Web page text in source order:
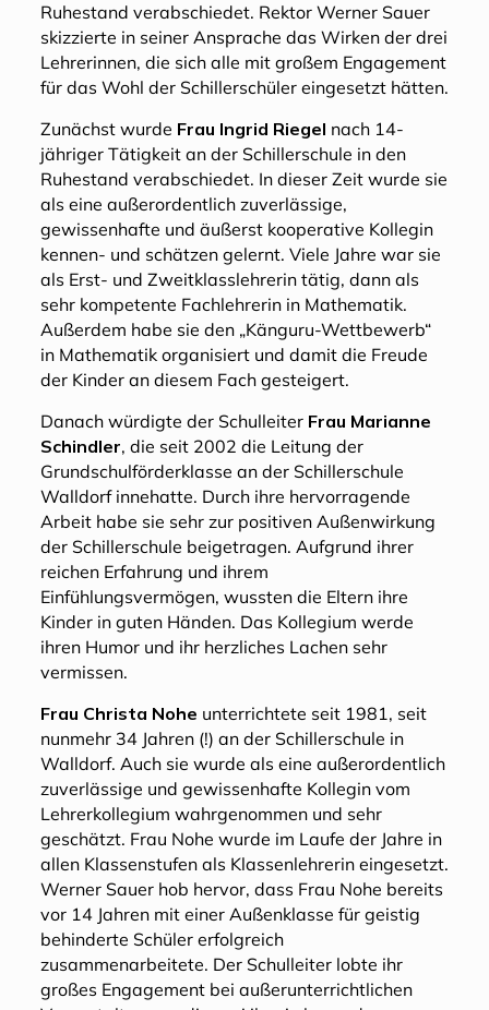
Ruhestand verabschiedet. Rektor Werner Sauer
skizzierte in seiner Ansprache das Wirken der drei
Lehrerinnen, die sich alle mit großem Engagement
für das Wohl der Schillerschüler eingesetzt hätten.
Zunächst wurde Frau Ingrid Riegel nach 14-
jähriger Tätigkeit an der Schillerschule in den
Ruhestand verabschiedet. In dieser Zeit wurde sie
als eine außerordentlich zuverlässige,
gewissenhafte und äußerst kooperative Kollegin
kennen- und schätzen gelernt. Viele Jahre war sie
als Erst- und Zweitklasslehrerin tätig, dann als
sehr kompetente Fachlehrerin in Mathematik.
Außerdem habe sie den „Känguru-Wettbewerb“
in Mathematik organisiert und damit die Freude
der Kinder an diesem Fach gesteigert.
Danach würdigte der Schulleiter Frau Marianne
Schindler, die seit 2002 die Leitung der
Grundschulförderklasse an der Schillerschule
Walldorf innehatte. Durch ihre hervorragende
Arbeit habe sie sehr zur positiven Außenwirkung
der Schillerschule beigetragen. Aufgrund ihrer
reichen Erfahrung und ihrem
Einfühlungsvermögen, wussten die Eltern ihre
Kinder in guten Händen. Das Kollegium werde
ihren Humor und ihr herzliches Lachen sehr
vermissen.
Frau Christa Nohe unterrichtete seit 1981, seit
nunmehr 34 Jahren (!) an der Schillerschule in
Walldorf. Auch sie wurde als eine außerordentlich
zuverlässige und gewissenhafte Kollegin vom
Lehrerkollegium wahrgenommen und sehr
geschätzt. Frau Nohe wurde im Laufe der Jahre in
allen Klassenstufen als Klassenlehrerin eingesetzt.
Werner Sauer hob hervor, dass Frau Nohe bereits
vor 14 Jahren mit einer Außenklasse für geistig
behinderte Schüler erfolgreich
zusammenarbeitete. Der Schulleiter lobte ihr
großes Engagement bei außerunterrichtlichen